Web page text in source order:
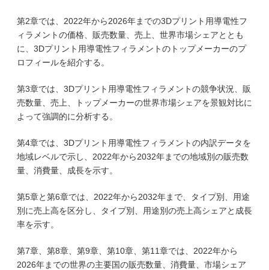
第2章では、2022年から2026年までの3Dプリント用導電性フ
ィラメントの価格、販売数量、売上、世界市場シェアととも
に、3Dプリント用導電性フィラメントのトップメーカーのプ
ロフィールを紹介する。
第3章では、3Dプリント用導電性フィラメントの競争状況、販
売数量、売上、トップメーカーの世界市場シェアを景観対比に
よって強調的に分析する。
第4章では、3Dプリント用導電性フィラメントの内訳データを
地域レベルで示し、2022年から2032年までの地域別の販売数
量、消費量、成長を示す。
第5章と第6章では、2022年から2032年まで、タイプ別、用途
別に売上高を区分し、タイプ別、用途別の売上高シェアと成長
率を示す。
第7章、第8章、第9章、第10章、第11章では、2022年から
2026年までの世界の主要国の販売数量、消費量、市場シェア